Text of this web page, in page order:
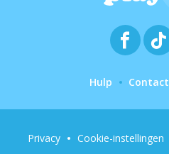
Hulp Contact
Privacy Cookie-instellingen